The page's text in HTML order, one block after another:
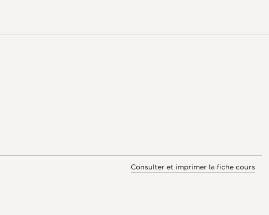
Consulter et imprimer la fiche cours